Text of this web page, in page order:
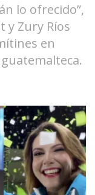
lo ofrecido”,
y Zury Ríos
en